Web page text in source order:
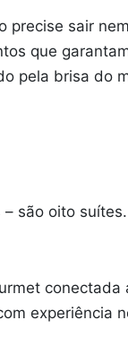
sair
que
pela brisa do
são oito
experiência